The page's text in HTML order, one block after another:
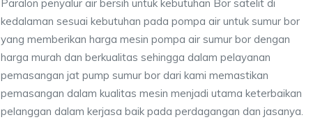
Paralon penyalur air bersih untuk kebutuhan Bor satelit di
kedalaman sesuai kebutuhan pada pompa air untuk sumur bor
yang memberikan harga mesin pompa air sumur bor dengan
harga murah dan berkualitas sehingga dalam pelayanan
pemasangan jat pump sumur bor dari kami memastikan
pemasangan dalam kualitas mesin menjadi utama keterbaikan
pelanggan dalam kerjasa baik pada perdagangan dan jasanya.